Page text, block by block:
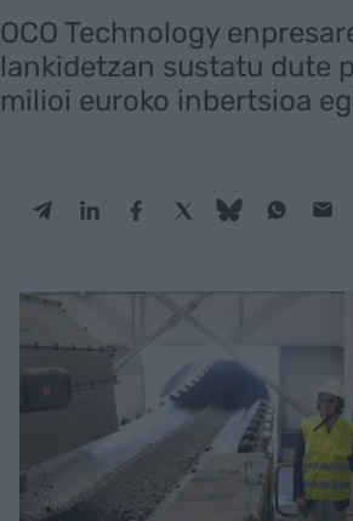
OCO Technology
lankidetzan sustatu dute
milioi euroko inbertsioa